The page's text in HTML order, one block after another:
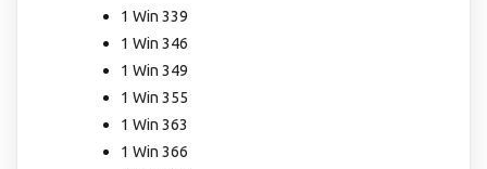
1 Win 339
1 Win 346
1 Win 349
1 Win 355
1 Win 363
1 Win 366